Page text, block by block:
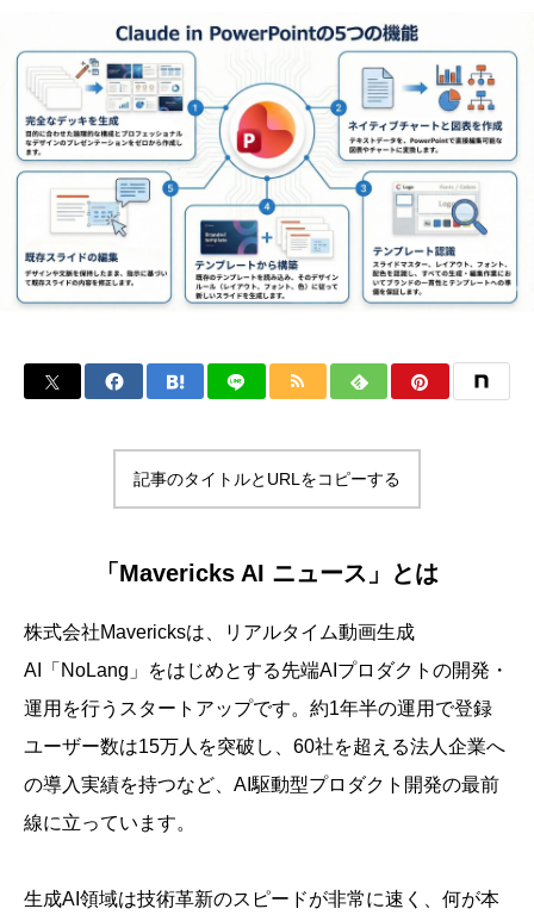
記事のタイトルとURLをコピーする
「Mavericks AI ニュース」とは
株式会社Mavericksは、リアルタイム動画生成
AI「NoLang」をはじめとする先端AIプロダクトの開発・
運用を行うスタートアップです。約1年半の運用で登録
ユーザー数は15万人を突破し、60社を超える法人企業へ
の導入実績を持つなど、AI駆動型プロダクト開発の最前
線に立っています。
生成AI領域は技術革新のスピードが非常に速く、何が本